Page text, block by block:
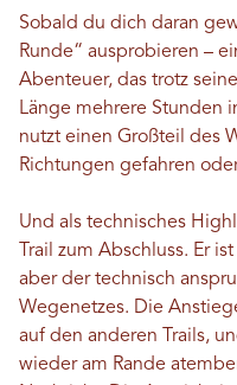
Sobald du dich daran
Runde“ ausprobieren –
Abenteuer, das trotz
Länge mehrere Stunden
nutzt einen Großteil des
Richtungen gefahren
Und als technisches
Trail zum Abschluss. Er
aber der technisch
Wegenetzes. Die
auf den anderen Trails,
wieder am Rande